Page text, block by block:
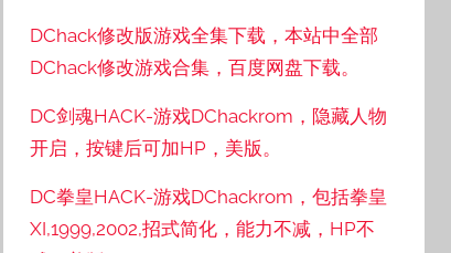
DChack修改版游戏全集下载，本站中全部
DChack修改游戏合集，百度网盘下载。
DC剑魂HACK-游戏DChackrom，隐藏人物
开启，按键后可加HP，美版。
DC拳皇HACK-游戏DChackrom，包括拳皇
XI,1999,2002,招式简化，能力不减，HP不